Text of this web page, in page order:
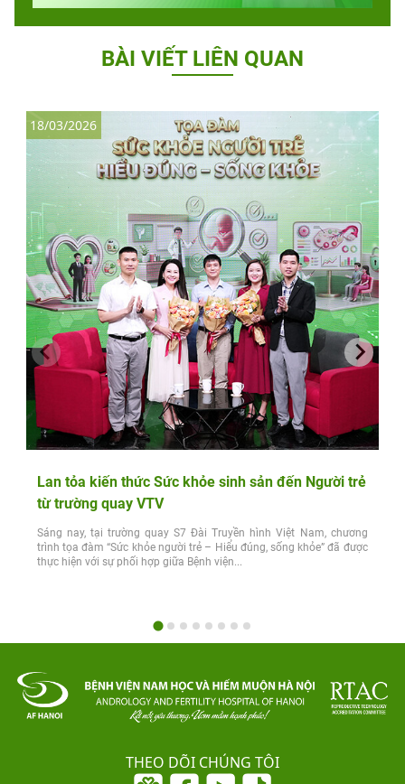
BÀI VIẾT LIÊN QUAN
Lan tỏa kiến thức Sức khỏe sinh sản đến Người trẻ
từ trường quay VTV
Sáng nay, tại trường quay S7 Đài Truyền hình Việt Nam, chương
trình tọa đàm “Sức khỏe người trẻ – Hiểu đúng, sống khỏe” đã được
thực hiện với sự phối hợp giữa Bệnh viện...
18/03/2026
THEO DÕI CHÚNG TÔI